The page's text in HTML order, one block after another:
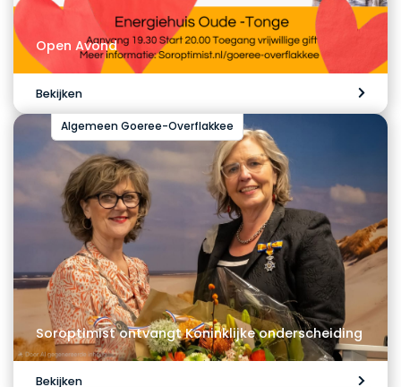
Open Avond
Bekijken
Algemeen Goeree-Overflakkee
Soroptimist ontvangt Koninklijke onderscheiding
Bekijken